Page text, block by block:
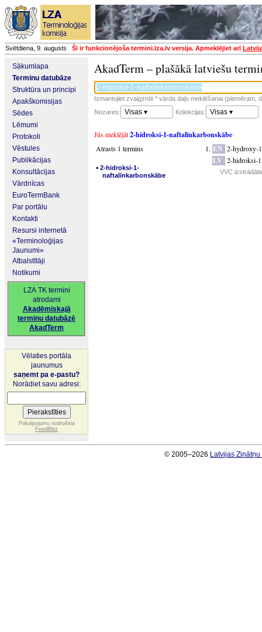
Svētdiena, 9. augusts Šī ir funkcionējoša termini.lza.lv versija. Apmeklējiet arī
Sākumlapa
Terminu datubāze
Struktūra un principi
Apakškomisijas
Sēdes
Lēmumi
Protokoli
Vēstules
Publikācijas
Konsultācijas
Vārdnīcas
EuroTermBank
Par portālu
Kontakti
Resursi internetā
«Terminoloģijas
Jaunumi»
Atbalstītāji
Notikumi
LZA TK termini
atrodami
Akadēmiskajā
terminu datubāzē
AkadTerm
Vēlaties portāla
jaunumus
saņemt pa e-pastu?
Norādiet savu adresi:
Pakalpojumu nodrošina
FeedBlitz
AkadTerm – plašākā latviešu
Izmantojiet zvaigznīti * vārda daļu meklēšanai (piemēram,
Nozares:
Visas ▾ Kolekcijas: Visas ▾
Jūs meklējāt2-hidroksi-1-naftalīnkarbonskābe
Atrasts 1 termins
▪ 2-hidroksi-1-
naftalīnkarbonskābe
EN 2-hydroxy-
LV 2-hidroksi-
VVC
© 2005–2026 Latvijas